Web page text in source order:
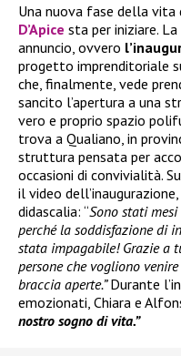
Una nuova fase della vita
D’Apice sta per iniziare.
annuncio, ovvero
progetto imprenditoriale
che, finalmente, vede
sancito l’apertura a una
vero e proprio spazio
trova a Qualiano, in
struttura pensata per
occasioni di convivialità.
il video
didascalia: “Sono stati
perché la soddisfazione di
stata impagabile! Grazie a
persone che vogliono
braccia aperte.”Durante
emozionati, Chiara e
nostro sogno di vita.”